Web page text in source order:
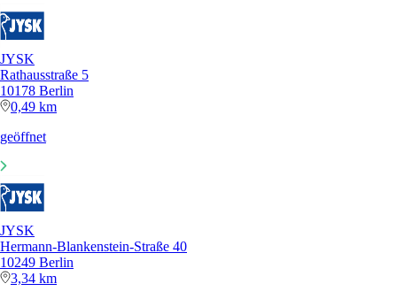
JYSK
Rathausstraße 5
10178 Berlin
0,49 km
geöffnet
JYSK
Hermann-Blankenstein-Straße 40
10249 Berlin
3,34 km